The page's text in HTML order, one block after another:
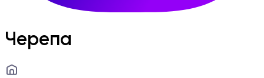
Черепа